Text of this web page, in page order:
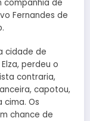
companhia de
Fernandes de
cidade de
perdeu o
contraria,
capotou,
Os
chance de